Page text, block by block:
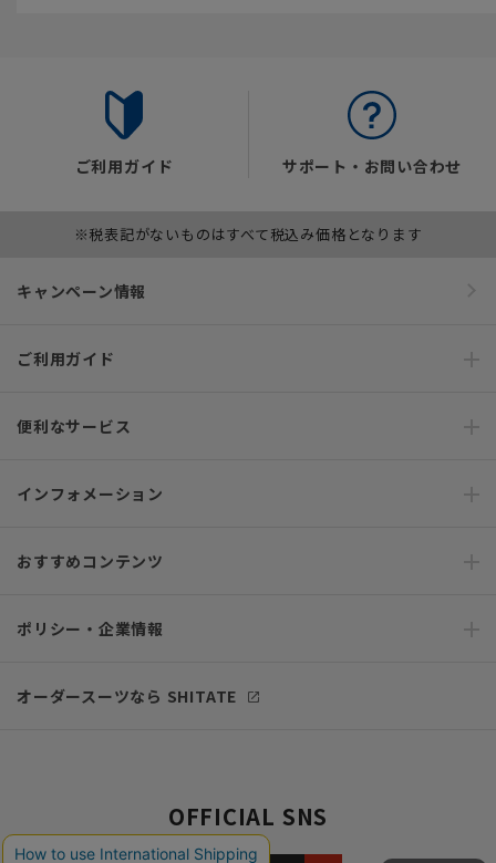
ご利用ガイド サポート・お問い合わせ
※税表記がないものはすべて税込み価格となります
キャンペーン情報
ご利用ガイド
便利なサービス
インフォメーション
おすすめコンテンツ
ポリシー・企業情報
オーダースーツなら SHITATE
OFFICIAL SNS